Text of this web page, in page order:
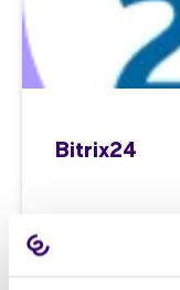
Bitrix24